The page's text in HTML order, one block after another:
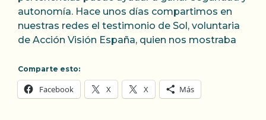
autonomía. Hace unos días compartimos en
nuestras redes el testimonio de Sol, voluntaria
de Acción Visión España, quien nos mostraba
Comparte esto:
Facebook X X Más